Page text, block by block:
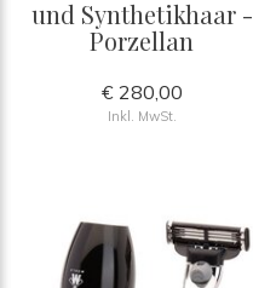
und Synthetikhaar -
Porzellan
€ 280,00
Inkl. MwSt.